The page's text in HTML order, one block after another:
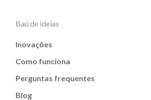
Baú de ideias
Inovações
Como funciona
Perguntas frequentes
Blog